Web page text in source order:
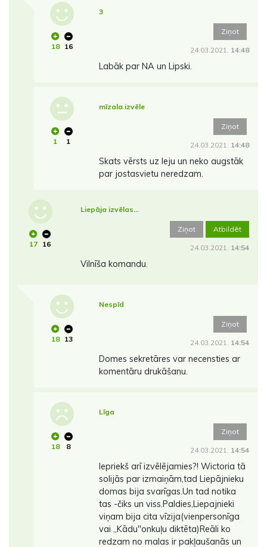
18 16
3
Ziņot
24.03.2021. 14:48
Labāk par NA un Lipski.
1 1
mīzala izvēle
Ziņot
24.03.2021. 14:48
Skats vērsts uz leju un neko augstāk
par jostasvietu neredzam.
17 16
Liepāja izvēlas...
Ziņot Atbildēt
24.03.2021. 14:54
Vilnīša komandu.
18 13
Nespīd
Ziņot
24.03.2021. 14:54
Domes sekretāres var necensties ar
komentāru drukāšanu.
18 8
Līga
Ziņot
24.03.2021. 14:54
Iepriekš arī izvēlējamies?! Wictoria tā
solijās par izmaiņām,tad Liepājnieku
domas bija svarīgas.Un tad notika
tas -čiks un viss.Paldies,Liepajnieki
viņam bija cita vīzija(vienpersonīga
vai ,,Kādu"onkuļu diktēta)Reāli ko
redzam no malas ir pakļaušanās un